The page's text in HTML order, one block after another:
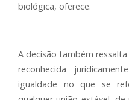
biológica, oferece.
A decisão também
reconhecida
igualdade no que se